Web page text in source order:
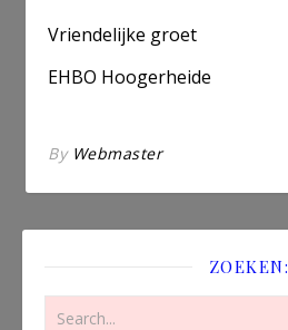
Vriendelijke groet
EHBO Hoogerheide
By Webmaster
ZOEKEN: